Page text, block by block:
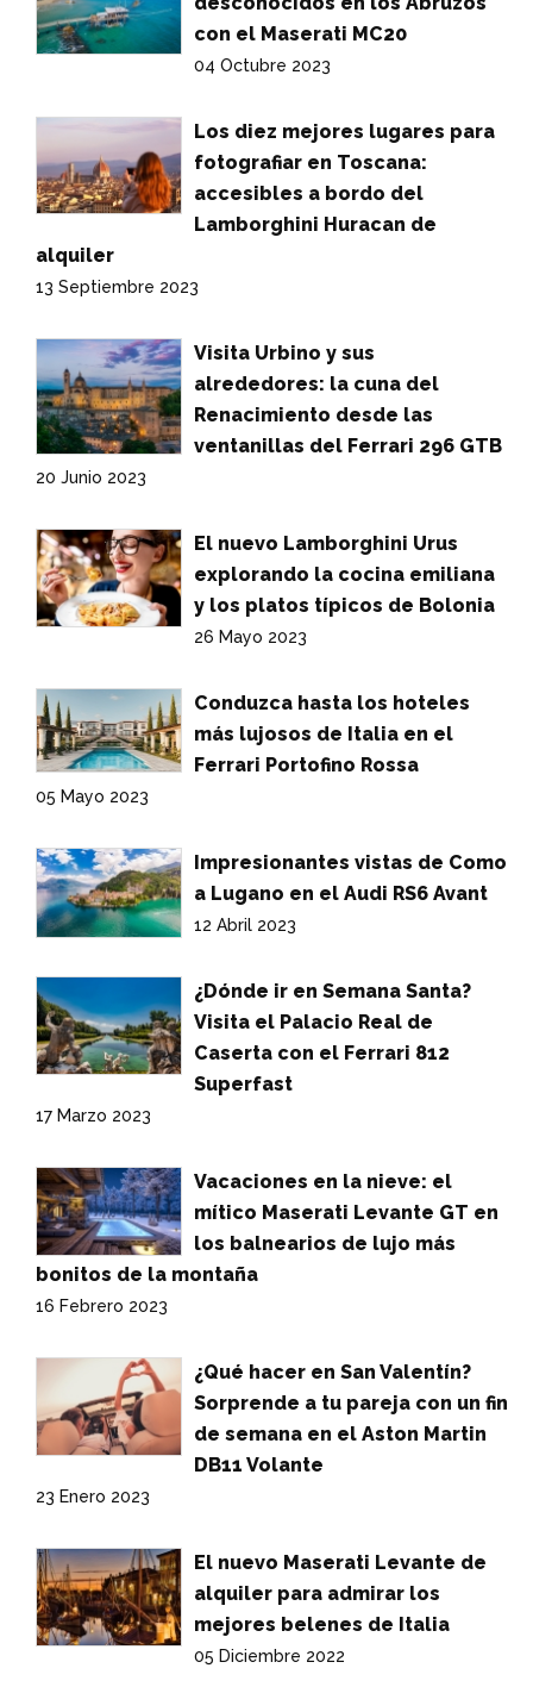
con el Maserati MC20
04 Octubre 2023
Los diez mejores lugares para
fotografiar en Toscana:
accesibles a bordo del
Lamborghini Huracan de
alquiler
13 Septiembre 2023
Visita Urbino y sus
alrededores: la cuna del
Renacimiento desde las
ventanillas del Ferrari 296 GTB
20 Junio 2023
El nuevo Lamborghini Urus
explorando la cocina emiliana
y los platos típicos de Bolonia
26 Mayo 2023
Conduzca hasta los hoteles
más lujosos de Italia en el
Ferrari Portofino Rossa
05 Mayo 2023
Impresionantes vistas de Como
a Lugano en el Audi RS6 Avant
12 Abril 2023
¿Dónde ir en Semana Santa?
Visita el Palacio Real de
Caserta con el Ferrari 812
Superfast
17 Marzo 2023
Vacaciones en la nieve: el
mítico Maserati Levante GT en
los balnearios de lujo más
bonitos de la montaña
16 Febrero 2023
¿Qué hacer en San Valentín?
Sorprende a tu pareja con un fin
de semana en el Aston Martin
DB11 Volante
23 Enero 2023
El nuevo Maserati Levante de
alquiler para admirar los
mejores belenes de Italia
05 Diciembre 2022